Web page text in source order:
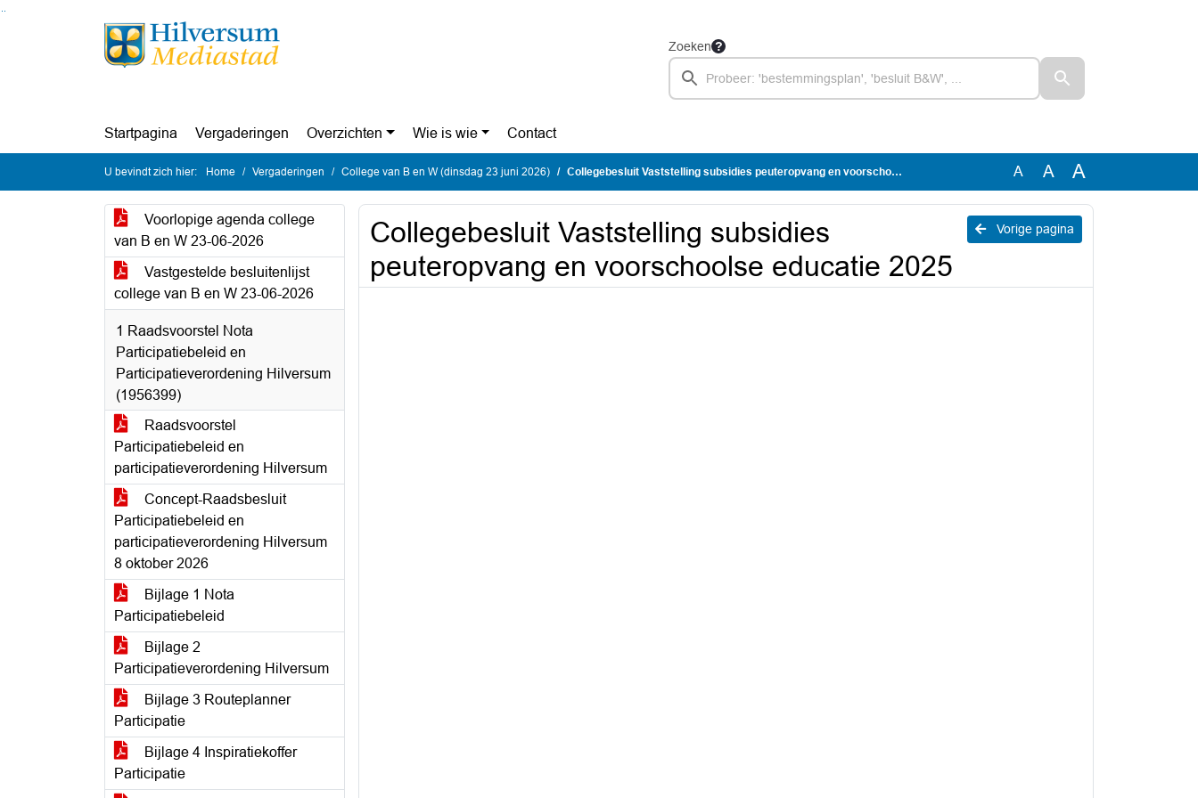
Ga naar de inhoud van deze pagina
Ga naar het zoeken
Ga naar het menu
Zoeken
Startpagina Vergaderingen Overzichten Wie is wie Contact
U bevindt zich hier: Home Vergaderingen College van B en W (dinsdag 23 juni 2026) Collegebesluit Vaststelling subsidies peuteropvang en voorschoolse educatie 2025 A A A
Voorlopige agenda college
van B en W 23-06-2026
Vastgestelde besluitenlijst
college van B en W 23-06-2026
1 Raadsvoorstel Nota
Participatiebeleid en
Participatieverordening Hilversum
(1956399)
Raadsvoorstel
Participatiebeleid en
participatieverordening Hilversum
Concept-Raadsbesluit
Participatiebeleid en
participatieverordening Hilversum
8 oktober 2026
Bijlage 1 Nota
Participatiebeleid
Bijlage 2
Participatieverordening Hilversum
Bijlage 3 Routeplanner
Participatie
Bijlage 4 Inspiratiekoffer
Participatie
Vorige pagina
Collegebesluit Vaststelling subsidies
peuteropvang en voorschoolse educatie 2025